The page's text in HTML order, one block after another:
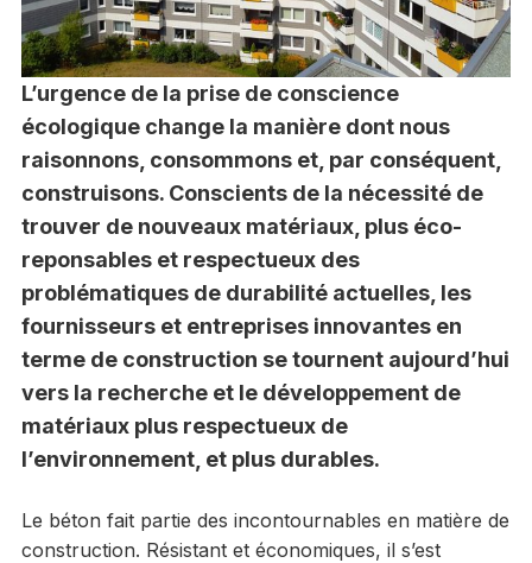
L’urgence de la prise de conscience
écologique change la manière dont nous
raisonnons, consommons et, par conséquent,
construisons. Conscients de la nécessité de
trouver de nouveaux matériaux, plus éco-
reponsables et respectueux des
problématiques de durabilité actuelles, les
fournisseurs et entreprises innovantes en
terme de construction se tournent aujourd’hui
vers la recherche et le développement de
matériaux plus respectueux de
l’environnement, et plus durables.
Le béton fait partie des incontournables en matière de
construction. Résistant et économiques, il s’est